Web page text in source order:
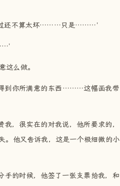
过还不算太坏………只是………’
这么做。
得到你所满意的东西………这幅画我带
，很实在的对我说，他所要求的，
。他又告诉我，这是一个极细微的小
手的时候，他签了一张支票给我，和